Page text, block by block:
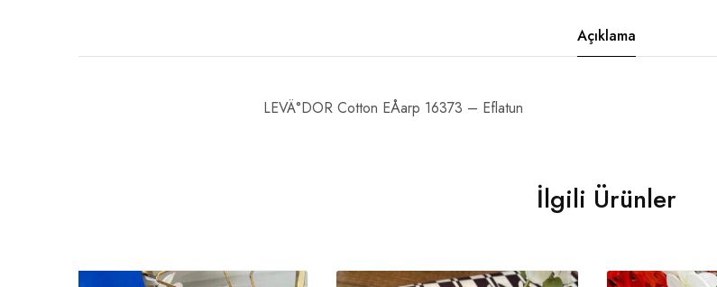
Açıklama
LEVÄ°DOR Cotton EÅarp 16373 – Eflatun
İlgili Ürünler